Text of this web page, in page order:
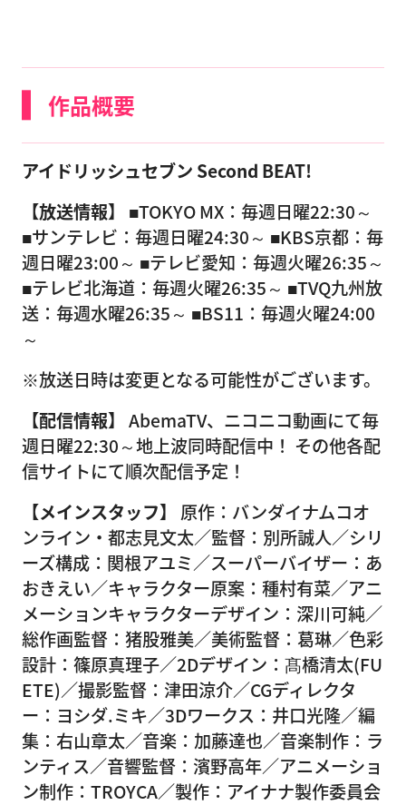
作品概要
アイドリッシュセブン Second BEAT!
【放送情報】
■TOKYO MX：毎週日曜22:30～
■サンテレビ：毎週日曜24:30～ ■KBS京都：毎
週日曜23:00～ ■テレビ愛知：毎週火曜26:35～
■テレビ北海道：毎週火曜26:35～ ■TVQ九州放
送：毎週水曜26:35～ ■BS11：毎週火曜24:00
～
※放送日時は変更となる可能性がございます。
【配信情報】 AbemaTV、ニコニコ動画にて毎
週日曜22:30～地上波同時配信中！ その他各配
信サイトにて順次配信予定！
【メインスタッフ】
原作：バンダイナムコオ
ンライン・都志見文太／監督：別所誠人／シリ
ーズ構成：関根アユミ／スーパーバイザー：あ
おきえい／キャラクター原案：種村有菜／アニ
メーションキャラクターデザイン：深川可純／
総作画監督：猪股雅美／美術監督：葛琳／色彩
設計：篠原真理子／2Dデザイン：髙橋清太(FU
ETE)／撮影監督：津田涼介／CGディレクタ
ー：ヨシダ.ミキ／3Dワークス：井口光隆／編
集：右山章太／音楽：加藤達也／音楽制作：ラ
ンティス／音響監督：濱野高年／アニメーショ
ン制作：TROYCA／製作：アイナナ製作委員会